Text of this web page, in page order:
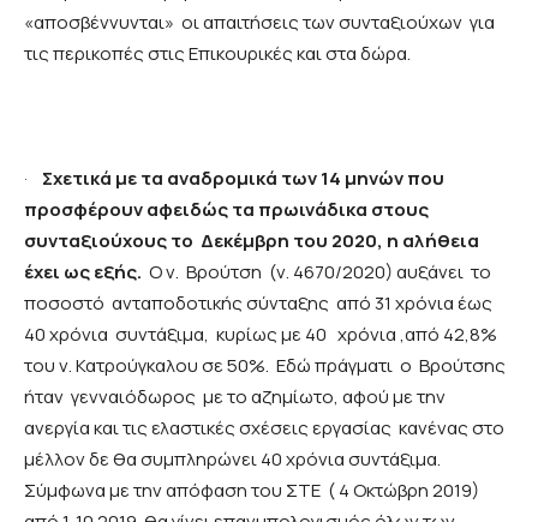
«αποσβέννυνται» οι απαιτήσεις των συνταξιούχων για
τις περικοπές στις Επικουρικές και στα δώρα.
· Σχετικά με τα αναδρομικά των 14 μηνών που
προσφέρουν αφειδώς τα πρωινάδικα στους
συνταξιούχους το Δεκέμβρη του 2020, η αλήθεια
έχει ως εξής. Ο ν. Βρούτση (ν. 4670/2020) αυξάνει το
ποσοστό ανταποδοτικής σύνταξης από 31 χρόνια έως
40 χρόνια συντάξιμα, κυρίως με 40 χρόνια ,από 42,8%
του ν. Κατρούγκαλου σε 50%. Εδώ πράγματι ο Βρούτσης
ήταν γενναιόδωρος με το αζημίωτο, αφού με την
ανεργία και τις ελαστικές σχέσεις εργασίας κανένας στο
μέλλον δε θα συμπληρώνει 40 χρόνια συντάξιμα.
Σύμφωνα με την απόφαση του ΣΤΕ ( 4 Οκτώβρη 2019)